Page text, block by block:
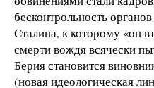
бесконтрольность
Сталина, к которому «он
смерти вождя всячески
Берия становится
(новая идеологическая